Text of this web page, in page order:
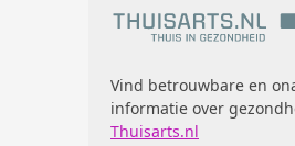
Vind betrouwbare en
informatie over
Thuisarts.nl